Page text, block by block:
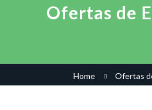
Ofertas de
Home Ofertas